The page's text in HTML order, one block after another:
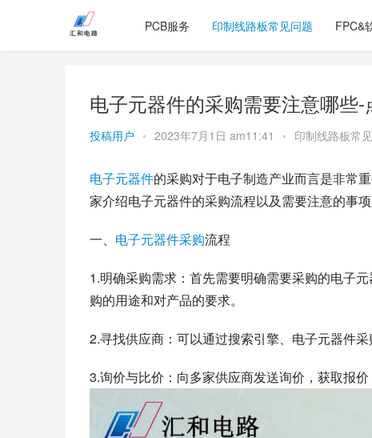
PCB服务 印制线路板常见问题 FPC&
电子元器件的采购需要注意哪些
投稿用户 • 2023年7月1日 am11:41 • 印制线路板常
电子元器件的采购对于电子制造产业而言是非常
家介绍电子元器件的采购流程以及需要注意的事项
一、 电子元器件采购流程
1.明确采购需求：首先需要明确需要采购的电子
购的用途和对产品的要求。
2.寻找供应商：可以通过搜索引擎、电子元器件
3.询价与比价：向多家供应商发送询价，获取报价